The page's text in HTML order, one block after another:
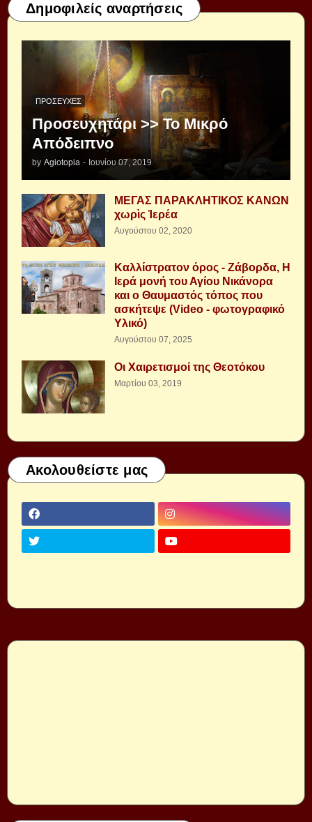
Δημοφιλείς αναρτήσεις
ΠΡΟΣΕΥΧΈΣ
Προσευχητάρι >> Το Μικρό
Απόδειπνο
by Agiotopia - Ιουνίου 07, 2019
ΜΕΓΑΣ ΠΑΡΑΚΛΗΤΙΚΟΣ ΚΑΝΩΝ
χωρὶς Ἱερέα
Αυγούστου 02, 2020
Καλλίστρατον όρος - Ζάβορδα, Η
Ιερά μονή του Αγίου Νικάνορα
και ο Θαυμαστός τόπος που
ασκήτεψε (Video - φωτογραφικό
Υλικό)
Αυγούστου 07, 2025
Οι Χαιρετισμοί της Θεοτόκου
Μαρτίου 03, 2019
Ακολουθείστε μας